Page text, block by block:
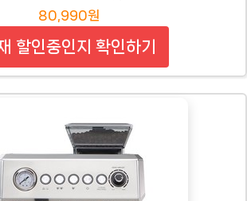
80,990원
할인중인지 확인하기